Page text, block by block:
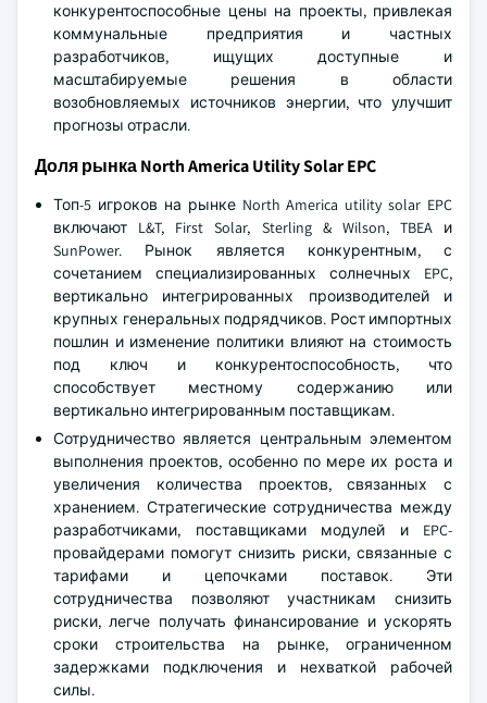
конкурентоспособные цены на проекты, привлекая
коммунальные предприятия и частных
разработчиков, ищущих доступные и
масштабируемые решения в области
возобновляемых источников энергии, что улучшит
прогнозы отрасли.
Доля рынка North America Utility Solar EPC
Топ-5 игроков на рынке North America utility solar EPC
включают L&T, First Solar, Sterling & Wilson, TBEA и
SunPower. Рынок является конкурентным, с
сочетанием специализированных солнечных EPC,
вертикально интегрированных производителей и
крупных генеральных подрядчиков. Рост импортных
пошлин и изменение политики влияют на стоимость
под ключ и конкурентоспособность, что
способствует местному содержанию или
вертикально интегрированным поставщикам.
Сотрудничество является центральным элементом
выполнения проектов, особенно по мере их роста и
увеличения количества проектов, связанных с
хранением. Стратегические сотрудничества между
разработчиками, поставщиками модулей и EPC-
провайдерами помогут снизить риски, связанные с
тарифами и цепочками поставок. Эти
сотрудничества позволяют участникам снизить
риски, легче получать финансирование и ускорять
сроки строительства на рынке, ограниченном
задержками подключения и нехваткой рабочей
силы.